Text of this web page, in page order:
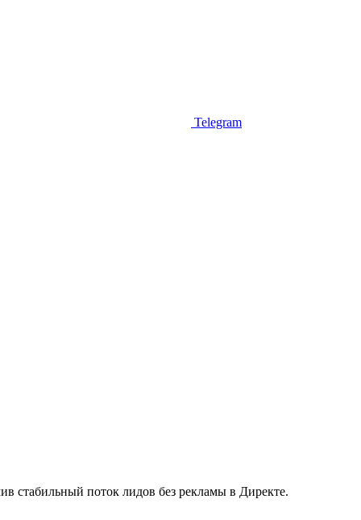
Telegram
стабильный поток лидов без рекламы в Директе.